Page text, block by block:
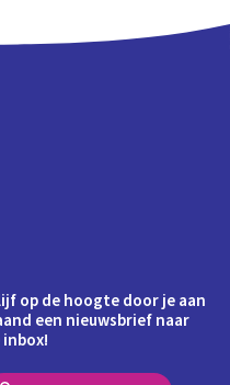
op de hoogte door je aan
een nieuwsbrief naar